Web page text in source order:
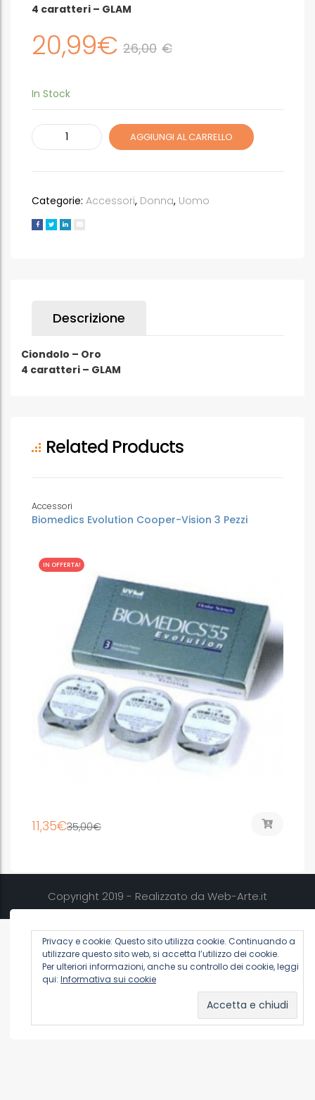
4 caratteri – GLAM
20,99€ 26,00 €
In Stock
Ciondolo
-
-
GLAM
AGGIUNGI AL CARRELLO
Categorie: Accessori, Donna, Uomo
Descrizione
Ciondolo – Oro
4 caratteri – GLAM
Related Products
Accessori
Biomedics Evolution Cooper-Vision 3 Pezzi
IN OFFERTA!
11,35€35,00€
Copyright 2019 - Realizzato da Web-Arte.it
Privacy e cookie: Questo sito utilizza cookie. Continuando a
utilizzare questo sito web, si accetta l’utilizzo dei cookie.
Per ulteriori informazioni, anche su controllo dei cookie, leggi
qui: Informativa sui cookie